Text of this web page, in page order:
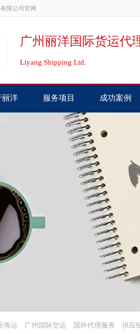
限公司官网
广州丽洋国际货运代
Liyang Shipping Ltd.
丽洋 服务项目 成功案例
海运 广州国际空运 国外代理服务 供应